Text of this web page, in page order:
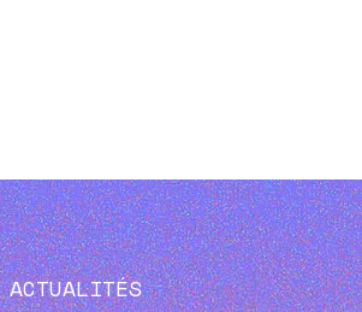
ACTUALITÉS